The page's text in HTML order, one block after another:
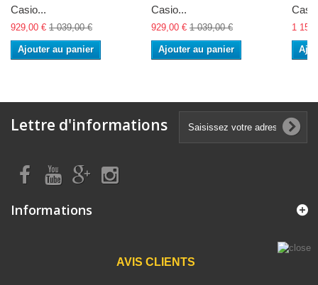
Casio...
929,00 € 1 039,00 €
Ajouter au panier
Casio...
929,00 € 1 039,00 €
Ajouter au panier
1
Lettre d'informations
Informations
AVIS CLIENTS